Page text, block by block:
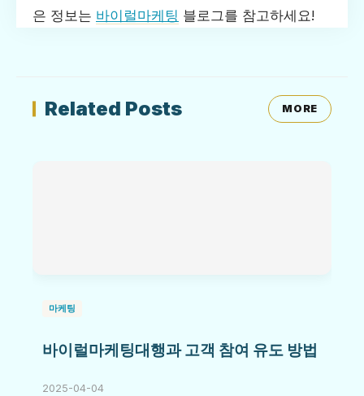
은 정보는 바이럴마케팅 블로그를 참고하세요!
Related Posts MORE
마케팅
바이럴마케팅대행과 고객 참여 유도 방법
2025-04-04